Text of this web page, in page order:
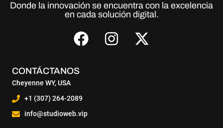
Donde la innovación se encuentra con la excelencia
en cada solución digital.
CONTÁCTANOS
Cheyenne WY, USA
+1 (307) 264-2089
info@studioweb.vip